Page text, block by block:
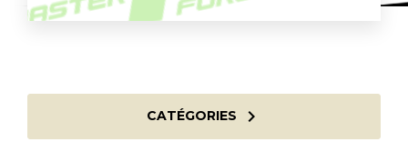
CATÉGORIES 